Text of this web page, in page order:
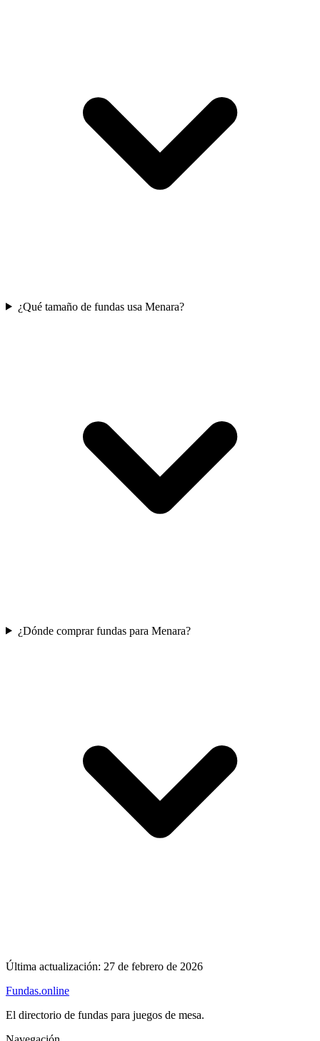
¿Qué tamaño de fundas usa Menara?
¿Dónde comprar fundas para Menara?
Última actualización: 27 de febrero de 2026
Fundas.online
El directorio de fundas para juegos de mesa.